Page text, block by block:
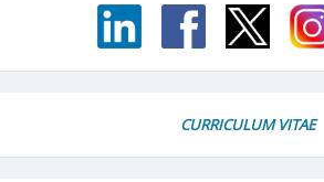
CURRICULUM VITAE